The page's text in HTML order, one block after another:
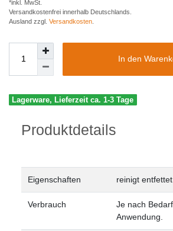
*inkl. MwSt.
Versandkostenfrei innerhalb Deutschlands.
Ausland zzgl. Versandkosten
In den
Lagerware, Lieferzeit ca. 1-3 Tage
Produktdetails
Eigenschaften reinigt entfettet
Verbrauch
Je nach
Anwendung.